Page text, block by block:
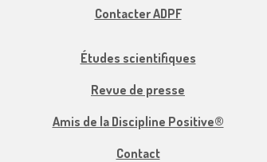
Contacter ADPF
Études scientifiques
Revue de presse
Amis de la Discipline Positive®
Contact